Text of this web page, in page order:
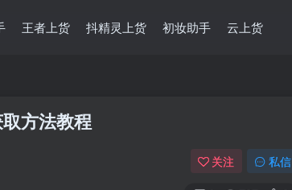
王者上货 抖精灵上货 初妆助手 云上货
方法教程
关注 私信